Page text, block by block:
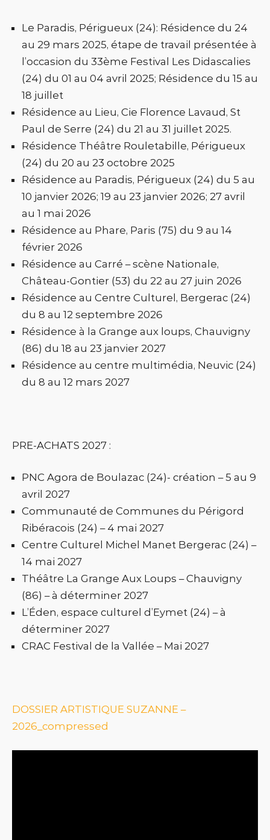
Le Paradis, Périgueux (24): Résidence du 24
au 29 mars 2025, étape de travail présentée à
l’occasion du 33ème Festival Les Didascalies
(24) du 01 au 04 avril 2025; Résidence du 15 au
18 juillet
Résidence au Lieu, Cie Florence Lavaud, St
Paul de Serre (24) du 21 au 31 juillet 2025.
Résidence Théâtre Rouletabille, Périgueux
(24) du 20 au 23 octobre 2025
Résidence au Paradis, Périgueux (24) du 5 au
10 janvier 2026; 19 au 23 janvier 2026; 27 avril
au 1 mai 2026
Résidence au Phare, Paris (75) du 9 au 14
février 2026
Résidence au Carré – scène Nationale,
Château-Gontier (53) du 22 au 27 juin 2026
Résidence au Centre Culturel, Bergerac (24)
du 8 au 12 septembre 2026
Résidence à la Grange aux loups, Chauvigny
(86) du 18 au 23 janvier 2027
Résidence au centre multimédia, Neuvic (24)
du 8 au 12 mars 2027
PRE-ACHATS 2027 :
PNC Agora de Boulazac (24)- création – 5 au 9
avril 2027
Communauté de Communes du Périgord
Ribéracois (24) – 4 mai 2027
Centre Culturel Michel Manet Bergerac (24) –
14 mai 2027
Théâtre La Grange Aux Loups – Chauvigny
(86) – à déterminer 2027
L’Éden, espace culturel d’Eymet (24) – à
déterminer 2027
CRAC Festival de la Vallée – Mai 2027
DOSSIER ARTISTIQUE SUZANNE –
2026_compressed